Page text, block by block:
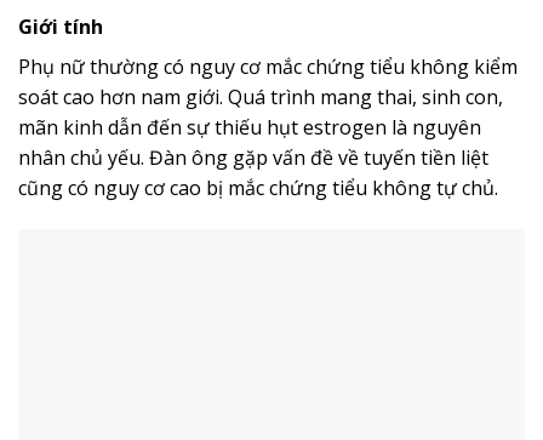
Giới tính
Phụ nữ thường có nguy cơ mắc chứng tiểu không kiểm
soát cao hơn nam giới. Quá trình mang thai, sinh con,
mãn kinh dẫn đến sự thiếu hụt estrogen là nguyên
nhân chủ yếu. Đàn ông gặp vấn đề về tuyến tiền liệt
cũng có nguy cơ cao bị mắc chứng tiểu không tự chủ.